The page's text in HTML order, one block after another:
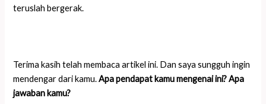
teruslah bergerak.
Terima kasih telah membaca artikel ini. Dan saya sungguh ingin
mendengar dari kamu.Apa pendapat kamu mengenai ini? Apa
jawaban kamu?